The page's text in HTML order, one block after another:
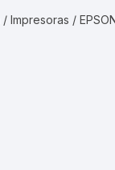
/Impresoras /